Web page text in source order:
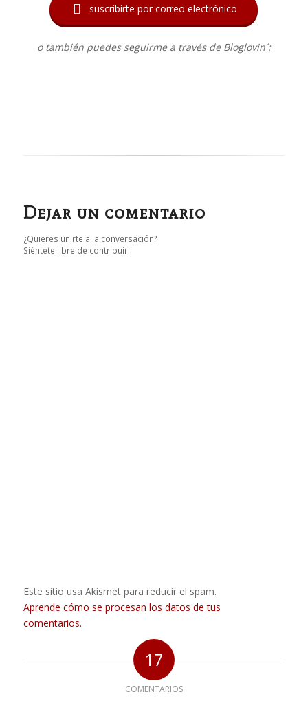
 suscribirte por correo electrónico
o también puedes seguirme a través de Bloglovin´:
Dejar un comentario
¿Quieres unirte a la conversación?
Siéntete libre de contribuir!
Este sitio usa Akismet para reducir el spam.
Aprende cómo se procesan los datos de tus
comentarios.
17
COMENTARIOS